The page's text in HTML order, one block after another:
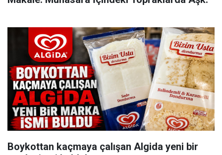
Boykottan kaçmaya çalışan Algida yeni bir